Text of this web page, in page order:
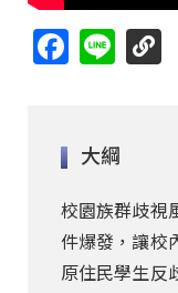
Facebook
Line
大綱
校園族群歧視
件爆發，讓校
原住民學生反